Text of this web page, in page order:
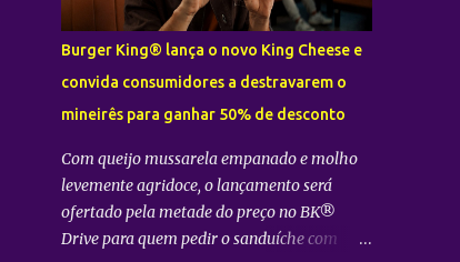
amora, goiabada e ganache de cumaru, em
uma criação que traduz a diversidade e a
criatividade da cultura nacional. O Encontro
Doce estará disponível na unidade da
Sorvetiño , em Copacabana. Como parte da
Party – Encontro Doce , um momento
especial que reunirá convidados em uma
celebração que combina gastronomia,
música e conteúdo, antecipando o clima do
Burger King® lança o novo King Cheese e
convida consumidores a destravarem o
mineirês para ganhar 50% de desconto
Com queijo mussarela empanado e molho
levemente agridoce, o lançamento será
ofertado pela metade do preço no BK®
Drive para quem pedir o sanduíche com